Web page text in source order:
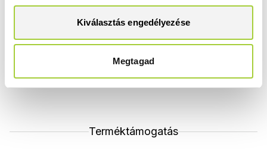
Kiválasztás engedélyezése
Megtagad
SDRD1390-05-54S
138 500 Ft
Bruttó akciós ár
117 800 Ft
Terméktámogatás